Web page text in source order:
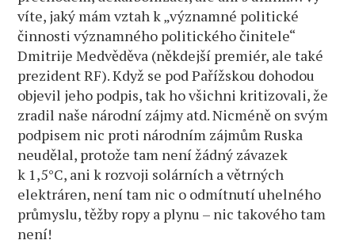
víte, jaký mám vztah k „významné politické
činnosti významného politického činitele“
Dmitrije Medvěděva (někdejší premiér, ale také
prezident RF). Když se pod Pařížskou dohodou
objevil jeho podpis, tak ho všichni kritizovali, že
zradil naše národní zájmy atd. Nicméně on svým
podpisem nic proti národním zájmům Ruska
neudělal, protože tam není žádný závazek
k 1,5°C, ani k rozvoji solárních a větrných
elektráren, není tam nic o odmítnutí uhelného
průmyslu, těžby ropy a plynu – nic takového tam
není!